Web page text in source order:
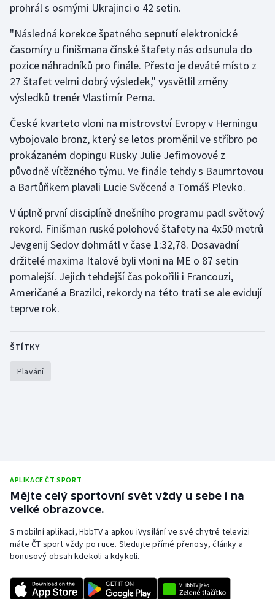
Sportovní střelba
Stolní tenis
Triatlon
Veslování
Vodní slalom
Volejbal
Ostatní
prohrál s osmými Ukrajinci o 42 setin.
"Následná korekce špatného sepnutí elektronické
časomíry u finišmana čínské štafety nás odsunula do
pozice náhradníků pro finále. Přesto je deváté místo z
27 štafet velmi dobrý výsledek," vysvětlil změny
výsledků trenér Vlastimír Perna.
České kvarteto vloni na mistrovství Evropy v Herningu
vybojovalo bronz, který se letos proměnil ve stříbro po
prokázaném dopingu Rusky Julie Jefimovové z
původně vítězného týmu. Ve finále tehdy s Baumrtovou
a Bartůňkem plavali Lucie Svěcená a Tomáš Plevko.
V úplně první disciplíně dnešního programu padl světový
rekord. Finišman ruské polohové štafety na 4x50 metrů
Jevgenij Sedov dohmátl v čase 1:32,78. Dosavadní
držitelé maxima Italové byli vloni na ME o 87 setin
pomalejší. Jejich tehdejší čas pokořili i Francouzi,
Američané a Brazilci, rekordy na této trati se ale evidují
teprve rok.
ŠTÍTKY
Plavání
APLIKACE ČT SPORT
Mějte celý sportovní svět vždy u sebe i na
velké obrazovce.
S mobilní aplikací, HbbTV a apkou iVysílání ve své chytré televizi
máte ČT sport vždy po ruce. Sledujte přímé přenosy, články a
bonusový obsah kdekoli a kdykoli.